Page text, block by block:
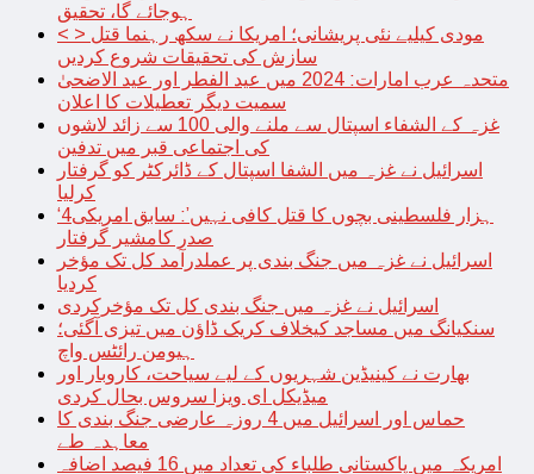
ہوجائے گا، تحقیق
< > مودی کیلیے نئی پریشانی؛ امریکا نے سکھ رہنما قتل
سازش کی تحقیقات شروع کردیں
متحدہ عرب امارات: 2024 میں عید الفطر اور عید الاضحیٰ
سمیت دیگر تعطیلات کا اعلان
غزہ کے الشفاء اسپتال سے ملنے والی 100 سے زائد لاشوں
کی اجتماعی قبر میں تدفین
اسرائیل نے غزہ میں الشفا اسپتال کے ڈائرکٹر کو گرفتار
کرلیا
‘4ہزار فلسطینی بچوں کا قتل کافی نہیں’: سابق امریکی
صدر کامشیر گرفتار
اسرائیل نے غزہ میں جنگ بندی پر عملدرآمد کل تک مؤخر
کردیا
اسرائیل نے غزہ میں جنگ بندی کل تک مؤخرکردی
سنکیانگ میں مساجد کیخلاف کریک ڈاؤن میں تیزی آگئی؛
ہیومن رائٹس واچ
بھارت نے کینیڈین شہریوں کے لیے سیاحت، کاروبار اور
میڈیکل ای ویزا سروس بحال کردی
حماس اور اسرائیل میں 4 روزہ عارضی جنگ بندی کا
معاہدہ طے
امریکہ میں پاکستانی طلباء کی تعداد میں 16 فیصد اضافہ